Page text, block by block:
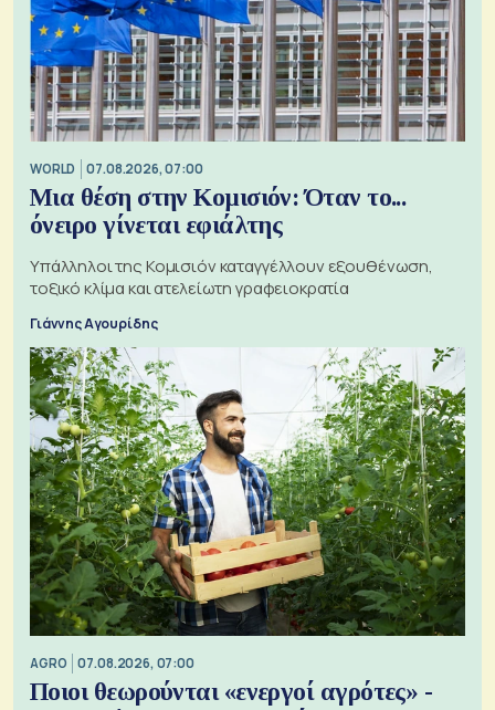
WORLD 07.08.2026, 07:00
Μια θέση στην Κομισιόν: Όταν το...
όνειρο γίνεται εφιάλτης
Υπάλληλοι της Κομισιόν καταγγέλλουν εξουθένωση,
τοξικό κλίμα και ατελείωτη γραφειοκρατία
Γιάννης Αγουρίδης
AGRO 07.08.2026, 07:00
Ποιοι θεωρούνται «ενεργοί αγρότες» -